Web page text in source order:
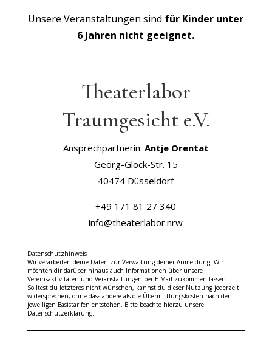
Unsere Veranstaltungen sind für Kinder unter
6 Jahren nicht geeignet.
Theaterlabor
Traumgesicht e.V.
Ansprechpartnerin: Antje Orentat
Georg-Glock-Str. 15
40474 Düsseldorf
+49 171 81 27 340
info@theaterlabor.nrw
Datenschutzhinweis
Wir verarbeiten deine Daten zur Verwaltung deiner Anmeldung. Wir
möchten dir darüber hinaus auch Informationen über unsere
Vereinsaktivitäten und Veranstaltungen per E-Mail zukommen lassen.
Solltest du letzteres nicht wünschen, kannst du dieser Nutzung jederzeit
widersprechen, ohne dass andere als die Übermittlungskosten nach den
jeweiligen Basistarifen entstehen. Bitte beachte hierzu unsere
Datenschutzerklärung.